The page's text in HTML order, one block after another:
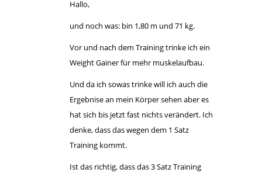
Hallo,
und noch was: bin 1,80 m und 71 kg.
Vor und nach dem Training trinke ich ein
Weight Gainer für mehr muskelaufbau.
Und da ich sowas trinke will ich auch die
Ergebnise an mein Körper sehen aber es
hat sich bis jetzt fast nichts verändert. Ich
denke, dass das wegen dem 1 Satz
Training kommt.
Ist das richtig, dass das 3 Satz Training